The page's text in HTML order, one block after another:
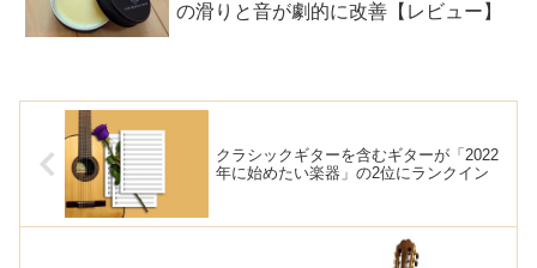
の滑りと音が劇的に改善【レビュー】
クラシックギターを含むギターが「2022
年に始めたい楽器」の2位にランクイン